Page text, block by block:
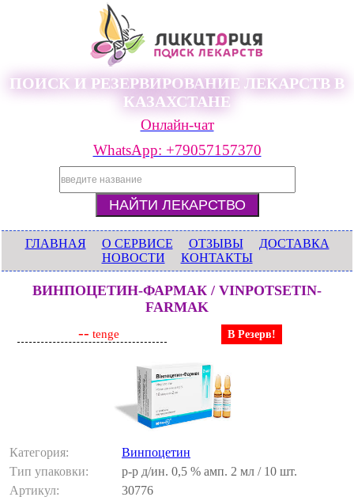
ПОИСК И РЕЗЕРВИРОВАНИЕ ЛЕКАРСТВ В
КАЗАХСТАНЕ
Онлайн-чат
WhatsApp: +79057157370
ГЛАВНАЯ О СЕРВИСЕ ОТЗЫВЫ
ДОСТАВКА
НОВОСТИ
КОНТАКТЫ
ВИНПОЦЕТИН-ФАРМАК / VINPOTSETIN-
FARMAK
-- tenge В Резерв!
Категория:
Винпоцетин
Тип упаковки:
р-р д/ин. 0,5 % амп. 2 мл / 10 шт.
Артикул:
30776